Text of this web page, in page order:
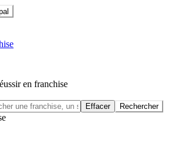
en franchise
Effacer Rechercher